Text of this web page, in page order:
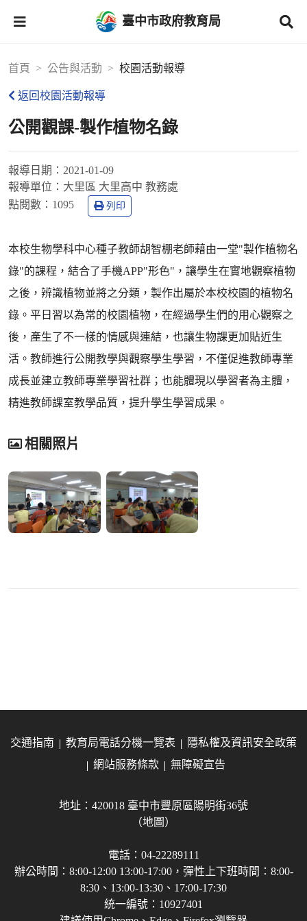
臺中市政府教育局
首頁 公告與活動 校園活動報導
返回校園活動報導
公開觀課-製作植物名錄
報導日期： 2021-01-09
報導單位： 大里區 大里高中 教務處
點閱數： 1095 列印
本校生物學科中心種子教師胡智棚老師藉由一堂"製作植物名
錄"的課程，結合了手機APP"形色"，讓學生在實地觀察植物
之後，辨識植物並將之分類，製作出屬於本校校園的植物名
錄。平日習以為常的校園植物，在經過學生們的用心觀察之
後，產生了不一樣的情感與連結，也讓生物課更加貼近生
活。教師進行公開教學與觀察學生學習，不僅促進教師專業
成長並建立教師專業學習社群；也能體現以學習者為主體，
精進教師課室教學品質，提升學生學習成果。
相關照片
交通指南 教育局電話分機一覽表
隱私權及資訊安全政策
網站服務條款
無障礙宣告
地址：420018 臺中市豐原區陽明街36號
（地圖）
電話：04-22289111
辦公時間：8:00-12:00 13:00-17:00，彈性上下班時間：8:00-
8:30、13:00-13:30、17:00-17:30
統一編號：10927401